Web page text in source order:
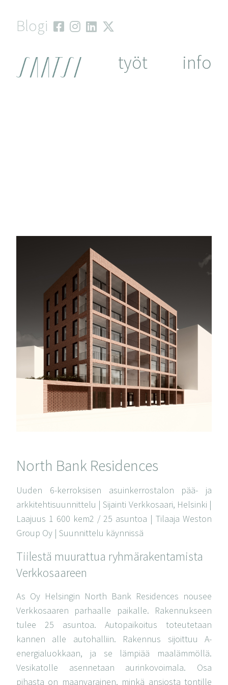
contentBlogi
työt info
North Bank Residences
Uuden 6-kerroksisen asuinkerrostalon pää- ja
arkkitehtisuunnittelu | Sijainti Verkkosaari, Helsinki |
Laajuus 1 600 kem2 / 25 asuntoa | Tilaaja Weston
Group Oy | Suunnittelu käynnissä
Tiilestä muurattua ryhmärakentamista
Verkkosaareen
As Oy Helsingin North Bank Residences nousee
Verkkosaaren parhaalle paikalle. Rakennukseen
tulee 25 asuntoa. Autopaikoitus toteutetaan
kannen alle autohalliin. Rakennus sijoittuu A-
energialuokkaan, ja se lämpiää maalämmöllä.
Vesikatolle asennetaan aurinkovoimala. Osa
pihasta on maanvarainen, minkä ansiosta tontille